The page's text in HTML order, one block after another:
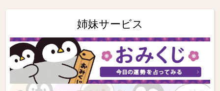
姉妹サービス